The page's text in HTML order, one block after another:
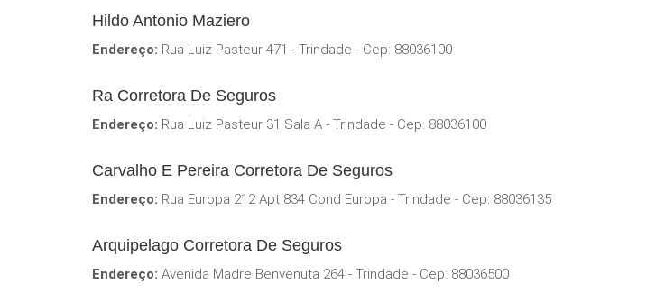
Hildo Antonio Maziero
Endereço: Rua Luiz Pasteur 471 - Trindade - Cep: 88036100
Ra Corretora De Seguros
Endereço: Rua Luiz Pasteur 31 Sala A - Trindade - Cep: 88036100
Carvalho E Pereira Corretora De Seguros
Endereço: Rua Europa 212 Apt 834 Cond Europa - Trindade - Cep: 88036135
Arquipelago Corretora De Seguros
Endereço: Avenida Madre Benvenuta 264 - Trindade - Cep: 88036500